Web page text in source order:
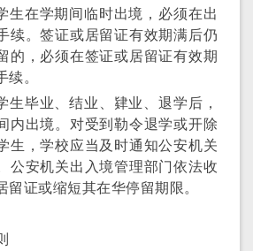
生在学期间临时出境，必须在出
续。签证或居留证有效期满后仍
的，必须在签证或居留证有效期
续。
生毕业、结业、肄业、退学后，
内出境。对受到勒令退学或开除
生，学校应当及时通知公安机关
公安机关出入境管理部门依法收
留证或缩短其在华停留期限。